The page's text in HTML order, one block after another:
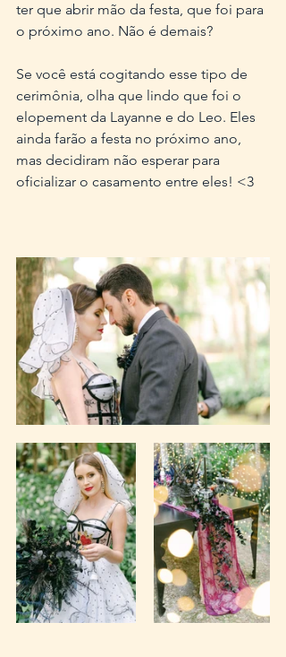
ter que abrir mão da festa, que foi para
o próximo ano. Não é demais?
Se você está cogitando esse tipo de
cerimônia, olha que lindo que foi o
elopement da Layanne e do Leo. Eles
ainda farão a festa no próximo ano,
mas decidiram não esperar para
oficializar o casamento entre eles! <3